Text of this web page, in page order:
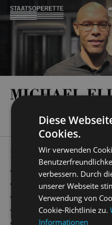
MICHAEL
PRODUCTIONS
alfred hitchocks
poesie der
Hänsel und Gretel“
ich, eurydike“
Simsalabim“
Diese
Cookies.
Wir verwenden
verbessern. Durch
unserer Webseite
Verwendung von
Cookie-Richtlinie zu.
Informationen